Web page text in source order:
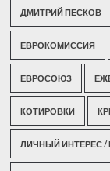
ДМИТРИЙ ПЕСКОВ
ЕВРОКОМИССИЯ
ЕВРОСОЮЗ
КОТИРОВКИ
ЛИЧНЫЙ ИНТЕРЕС /